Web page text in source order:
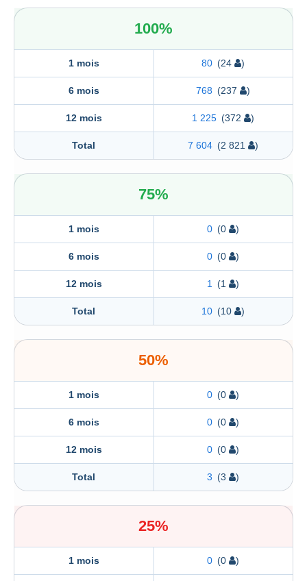
100%
1 mois 80 (24 )
6 mois 768 (237 )
12 mois 1 225 (372 )
Total 7 604 (2 821 )
75%
1 mois 0 (0 )
6 mois 0 (0 )
12 mois 1 (1 )
Total 10 (10 )
50%
1 mois 0 (0 )
6 mois 0 (0 )
12 mois 0 (0 )
Total 3 (3 )
25%
1 mois 0 (0 )